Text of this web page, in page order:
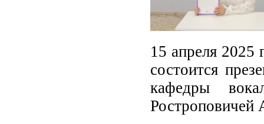
15 апреля 2025
состоится
кафедры
Ростроповичей